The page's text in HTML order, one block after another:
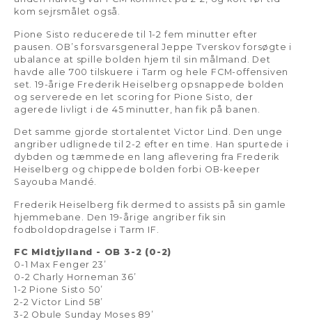
kom sejrsmålet også.
Pione Sisto reducerede til 1-2 fem minutter efter
pausen. OB’s forsvarsgeneral Jeppe Tverskov forsøgte i
ubalance at spille bolden hjem til sin målmand. Det
havde alle 700 tilskuere i Tarm og hele FCM-offensiven
set. 19-årige Frederik Heiselberg opsnappede bolden
og serverede en let scoring for Pione Sisto, der
agerede livligt i de 45 minutter, han fik på banen.
Det samme gjorde stortalentet Victor Lind. Den unge
angriber udlignede til 2-2 efter en time. Han spurtede i
dybden og tæmmede en lang aflevering fra Frederik
Heiselberg og chippede bolden forbi OB-keeper
Sayouba Mandé.
Frederik Heiselberg fik dermed to assists på sin gamle
hjemmebane. Den 19-årige angriber fik sin
fodboldopdragelse i Tarm IF.
FC Midtjylland - OB 3-2 (0-2)
0-1 Max Fenger 23’
0-2 Charly Horneman 36’
1-2 Pione Sisto 50’
2-2 Victor Lind 58’
3-2 Obule Sunday Moses 89’